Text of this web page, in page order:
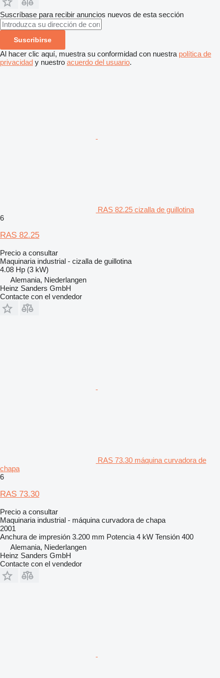
Suscríbase para recibir anuncios nuevos de esta sección
Suscribirse
Al hacer clic aquí, muestra su conformidad con nuestra política de
privacidad y nuestro acuerdo del usuario.
RAS 82.25 cizalla de guillotina
6
RAS 82.25
Precio a consultar
Maquinaria industrial - cizalla de guillotina
4.08 Hp (3 kW)
Alemania, Niederlangen
Heinz Sanders GmbH
Contacte con el vendedor
RAS 73.30 máquina curvadora de
chapa
6
RAS 73.30
Precio a consultar
Maquinaria industrial - máquina curvadora de chapa
2001
Anchura de impresión 3.200 mm Potencia 4 kW Tensión 400
Alemania, Niederlangen
Heinz Sanders GmbH
Contacte con el vendedor